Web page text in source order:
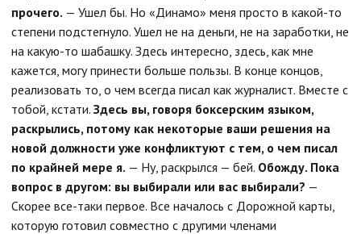
прочего. — Ушел бы. Но «Динамо» меня просто в какой-то
степени подстегнуло. Ушел не на деньги, не на заработки, не
на какую-то шабашку. Здесь интересно, здесь, как мне
кажется, могу принести больше пользы. В конце концов,
реализовать то, о чем всегда писал как журналист. Вместе с
тобой, кстати. Здесь вы, говоря боксерским языком,
раскрылись, потому как некоторые ваши решения на
новой должности уже конфликтуют с тем, о чем писал
по крайней мере я. — Ну, раскрылся — бей. Обожду. Пока
вопрос в другом: вы выбирали или вас выбирали? —
Скорее все-таки первое. Все началось с Дорожной карты,
которую готовил совместно с другими членами